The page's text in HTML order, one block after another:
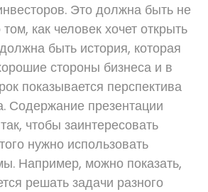
Это должна быть не
как человек хочет открыть
быть история, которая
стороны бизнеса и в
показывается перспектива
Содержание презентации
чтобы заинтересовать
нужно использовать
Например, можно показать,
решать задачи разного